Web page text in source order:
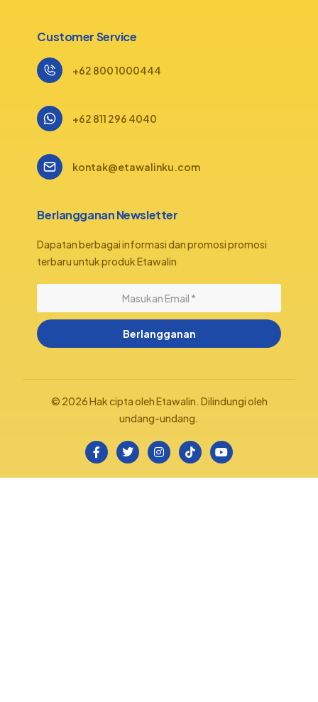
Customer Service
+62 800 1000444
+62 811 296 4040
kontak@etawalinku.com
Berlangganan Newsletter
Dapatan berbagai informasi dan promosi promosi
terbaru untuk produk Etawalin
Berlangganan
© 2026 Hak cipta oleh Etawalin. Dilindungi oleh
undang-undang.